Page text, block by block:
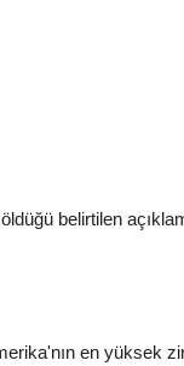
belirtilen
en yüksek